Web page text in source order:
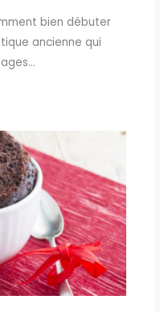
bien débuter
ancienne qui